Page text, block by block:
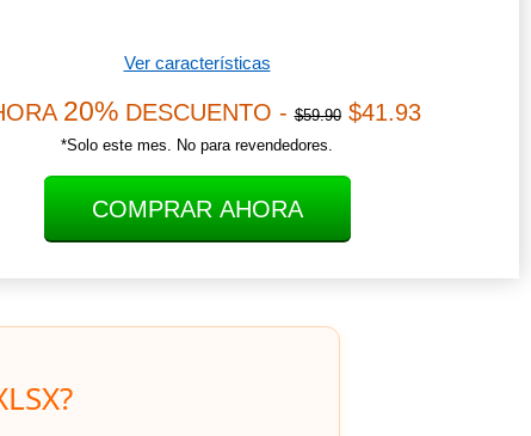
Ver características
20%DESCUENTO -$59.90$41.93
*Solo este mes. No para revendedores.
COMPRAR AHORA